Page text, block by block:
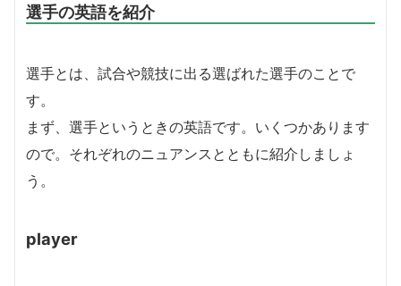
選手の英語を紹介
選手とは、試合や競技に出る選ばれた選手のことで
す。
まず、選手というときの英語です。いくつかあります
ので。それぞれのニュアンスとともに紹介しましょ
う。
player